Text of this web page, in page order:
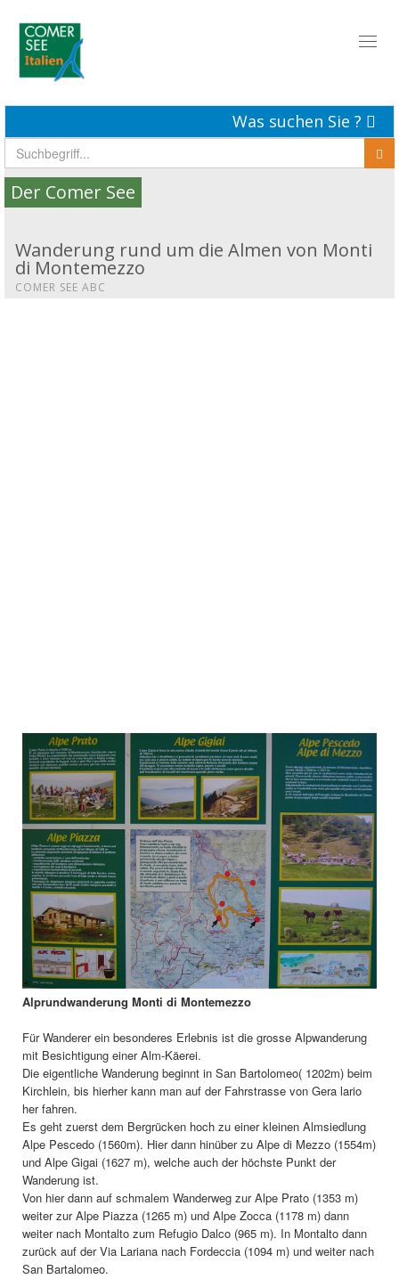
Was suchen Sie ?
Der Comer See
Wanderung rund um die Almen von Monti
di Montemezzo
COMER SEE ABC
Alprundwanderung Monti di Montemezzo
Für Wanderer ein besonderes Erlebnis ist die grosse Alpwanderung
mit Besichtigung einer Alm-Käerei.
Die eigentliche Wanderung beginnt in San Bartolomeo( 1202m) beim
Kirchlein, bis hierher kann man auf der Fahrstrasse von Gera lario
her fahren.
Es geht zuerst dem Bergrücken hoch zu einer kleinen Almsiedlung
Alpe Pescedo (1560m). Hier dann hinüber zu Alpe di Mezzo (1554m)
und Alpe Gigai (1627 m), welche auch der höchste Punkt der
Wanderung ist.
Von hier dann auf schmalem Wanderweg zur Alpe Prato (1353 m)
weiter zur Alpe Piazza (1265 m) und Alpe Zocca (1178 m) dann
weiter nach Montalto zum Refugio Dalco (965 m). In Montalto dann
zurück auf der Via Lariana nach Fordeccia (1094 m) und weiter nach
San Bartalomeo.